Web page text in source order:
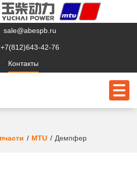
sale@abespb.ru
+7(812)643-42-76
Контакты
MTU Демпфер